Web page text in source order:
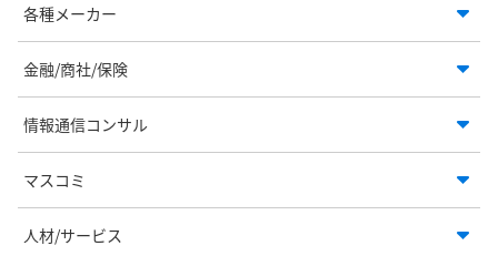
各種メーカー
金融/商社/保険
情報通信コンサル
マスコミ
人材/サービス